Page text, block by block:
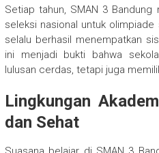
Setiap tahun, SMAN 3 Bandung
seleksi nasional untuk
selalu berhasil menempatkan
ini menjadi bukti bahwa
lulusan cerdas, tetapi juga
Lingkungan
dan Sehat